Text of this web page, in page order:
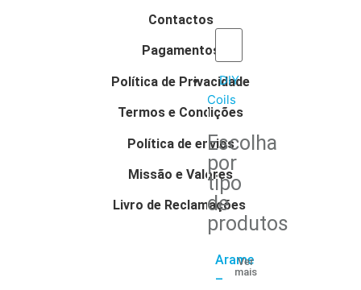
DIY
Coils
Escolha
por
tipo
de
produtos
Arame
–
Ver
mais
Contactos
Pagamentos
Política de Privacidade
Termos e Condições
Política de envios
Missão e Valores
Livro de Reclamações